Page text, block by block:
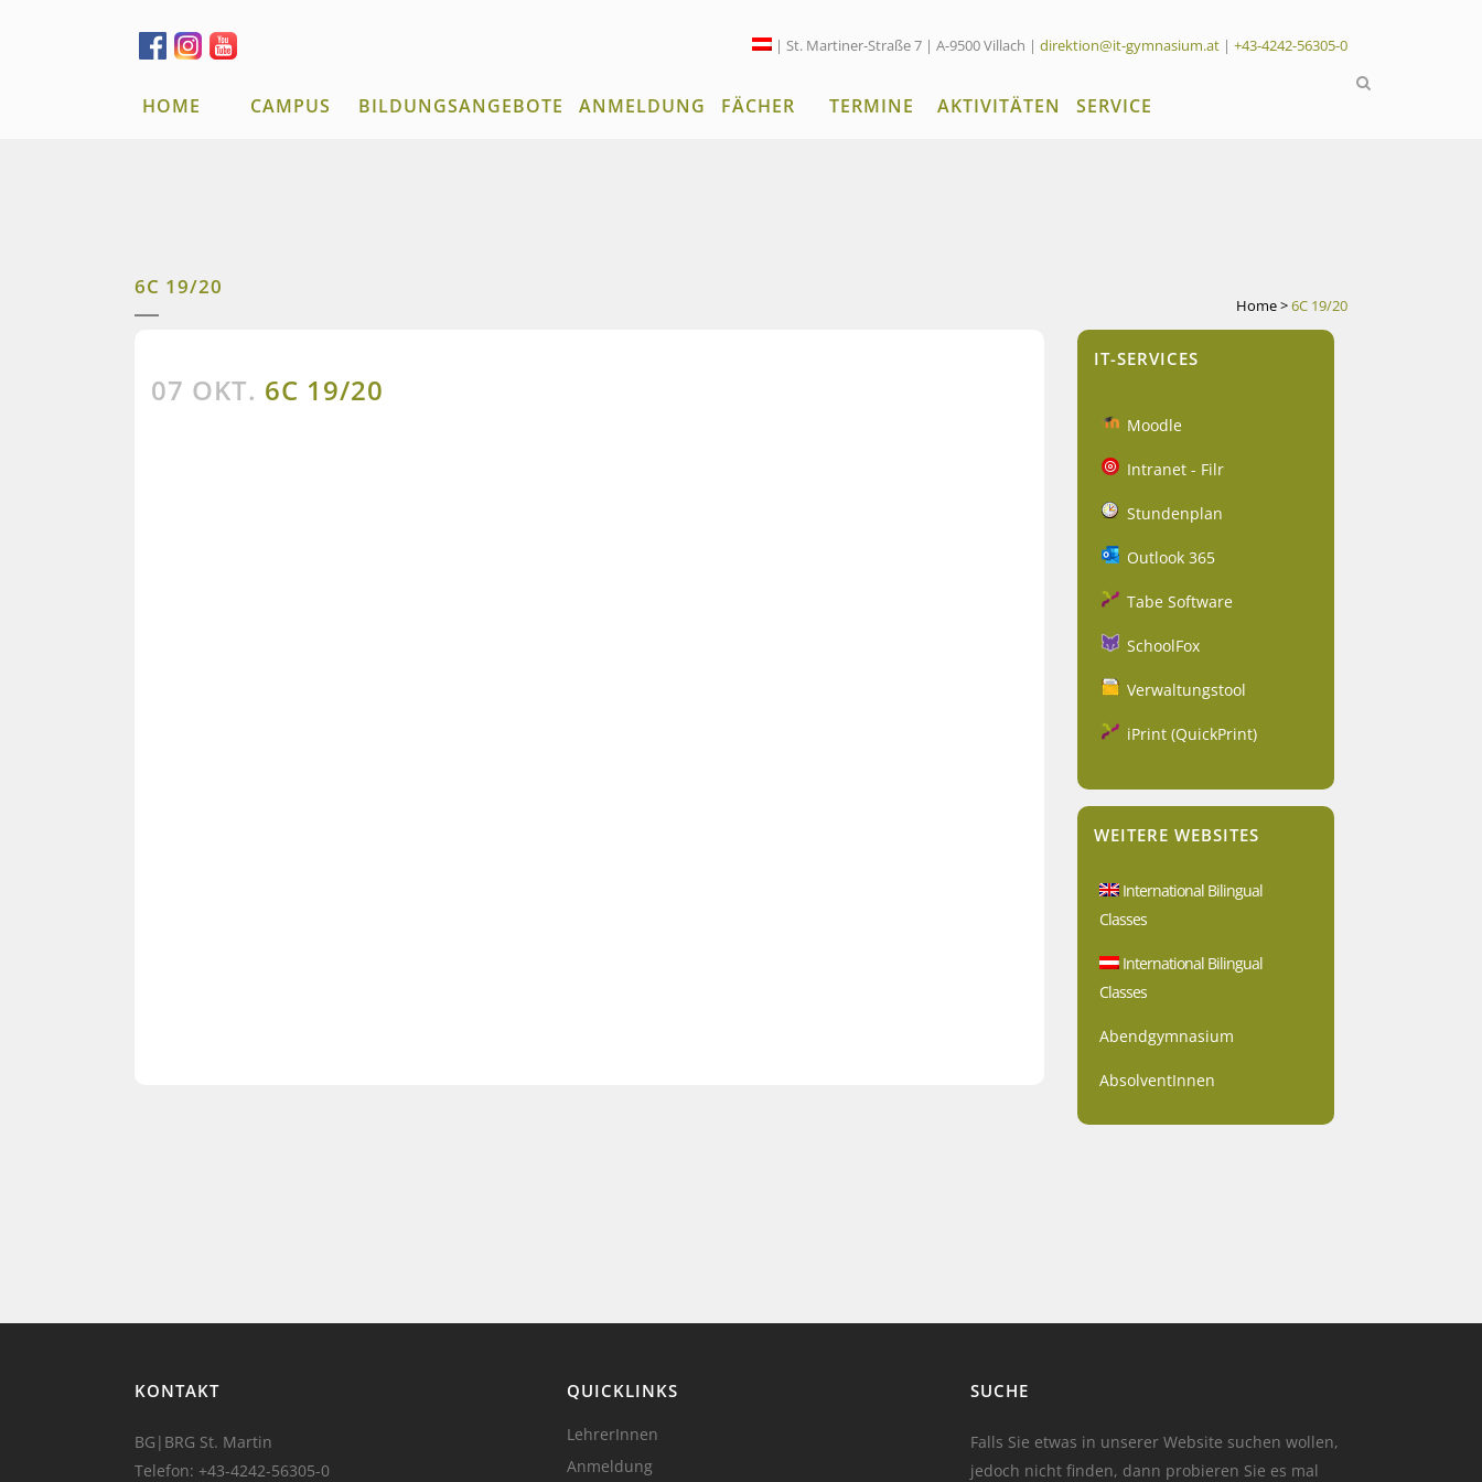
| St. Martiner-Straße 7 | A-9500 Villach | direktion@it-gymnasium.at | +43-4242-56305-0
HOME CAMPUS BILDUNGSANGEBOTE ANMELDUNG FÄCHER TERMINE AKTIVITÄTEN SERVICE
6C 19/20
Home>6C 19/20
07 OKT. 6C 19/20
IT-SERVICES
Moodle
Intranet - Filr
Stundenplan
Outlook 365
Tabe Software
SchoolFox
Verwaltungstool
iPrint (QuickPrint)
WEITERE WEBSITES
International Bilingual
Classes
International Bilingual
Classes
Abendgymnasium
AbsolventInnen
KONTAKT
BG|BRG St. Martin
Telefon: +43-4242-56305-0
QUICKLINKS
LehrerInnen
Anmeldung
SUCHE
Falls Sie etwas in unserer Website suchen wollen,
jedoch nicht finden, dann probieren Sie es mal